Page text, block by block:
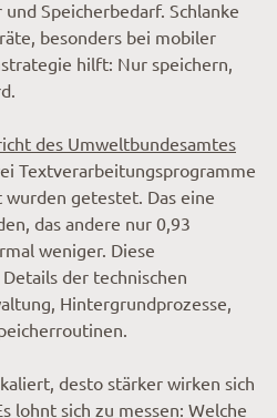
Speicherbedarf. Schlanke
besonders bei mobiler
hilft: Nur speichern,
des Umweltbundesamtes
Textverarbeitungsprogramme
getestet. Das eine
das andere nur 0,93
weniger. Diese
der technischen
Hintergrundprozesse,
desto stärker wirken sich
lohnt sich zu messen: Welche